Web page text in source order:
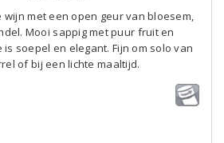
met een open geur van bloesem,
Mooi sappig met puur fruit en
soepel en elegant. Fijn om solo van
of bij een lichte maaltijd.